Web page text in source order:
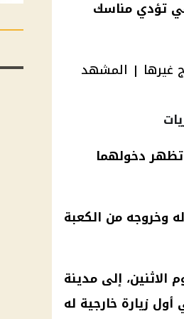
تؤدي مناسك
دخولهما
وخروجه من الكعبة
إلى مدينة
زيارة خارجية له